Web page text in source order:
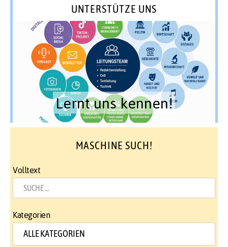
UNTERSTÜTZE UNS
Lernt uns kennen!
MASCHINE SUCH!
Volltext
Kategorien